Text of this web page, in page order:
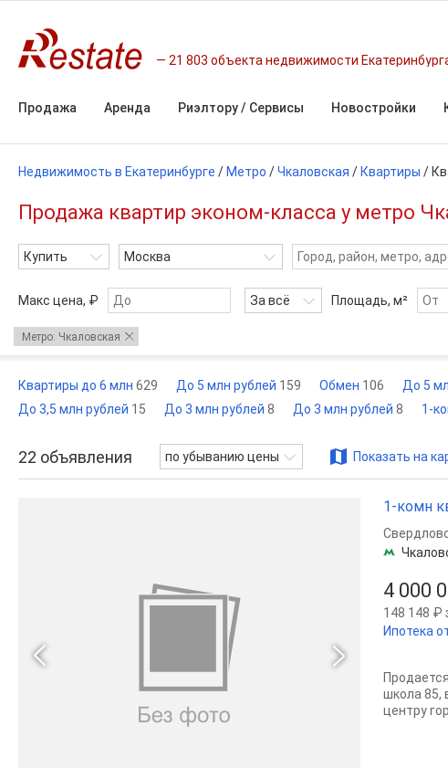
21 803 объекта недвижимости
Продажа Аренда Риэлтору / Сервисы Новостройки
Недвижимость в Екатеринбурге / Метро /Чкаловская / Квартиры /
Продажа квартир эконом-класса у метро
Купить Москва
Макс цена, ₽ За всё Площадь, м²
Метро: Чкаловская
Квартиры до 6 млн 629 До 5 млн рублей 159 Обмен 106 До 5
До 3,5 млн рублей 15 До 3 млн рублей 8 До 3 млн рублей 8 1-
22 объявления по убыванию цены Показать на
1-комн
4 000
148 148 ₽
Ипотека
школа 85,
центру